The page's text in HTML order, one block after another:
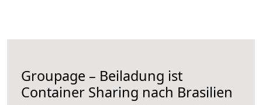
Groupage – Beiladung ist
Container Sharing nach Brasilien